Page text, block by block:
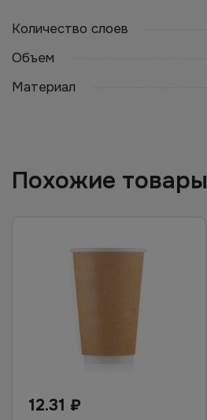
Количество слоев
Объем
Материал
Похожие товары
12.31 ₽